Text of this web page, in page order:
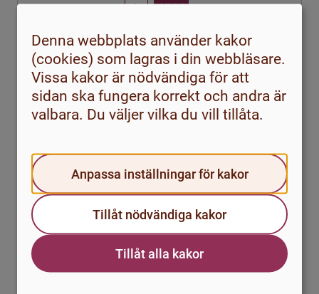
Ja Alltid
Denna webbplats använder kakor
(cookies) som lagras i din webbläsare.
Vissa kakor är nödvändiga för att
sidan ska fungera korrekt och andra är
valbara. Du väljer vilka du vill tillåta.
Anpassa inställningar för kakor
Tillåt nödvändiga kakor
Tillåt alla kakor